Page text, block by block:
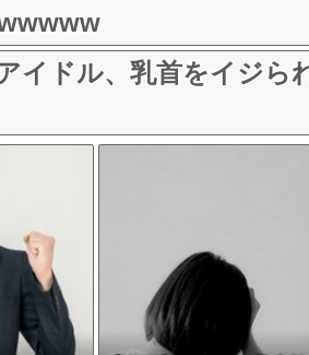
イドル、乳首をイジら